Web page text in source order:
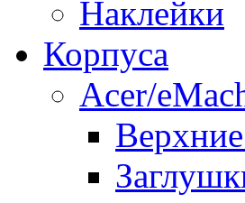
Наклейки
Корпуса
Acer/